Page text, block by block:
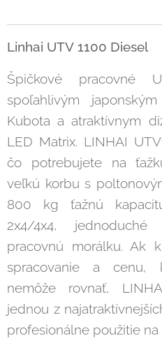
Linhai UTV 1100 Diesel
Špičkové pracovné
spoľahlivým
Kubota a atraktívnym
LED Matrix. LINHAI
čo potrebujete na
veľkú korbu s
800 kg ťažnú
2x4/4x4,
pracovnú morálku. Ak
spracovanie a cenu,
nemôže rovnať,
jednou z
profesionálne použitie na